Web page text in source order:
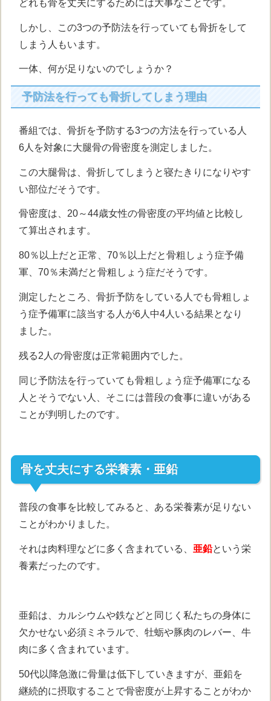
どれも骨を丈夫にするためには大事なことです。
しかし、この3つの予防法を行っていても骨折をして
しまう人もいます。
一体、何が足りないのでしょうか？
予防法を行っても骨折してしまう理由
番組では、骨折を予防する3つの方法を行っている人
6人を対象に大腿骨の骨密度を測定しました。
この大腿骨は、骨折してしまうと寝たきりになりやす
い部位だそうです。
骨密度は、20～44歳女性の骨密度の平均値と比較し
て算出されます。
80％以上だと正常、70％以上だと骨粗しょう症予備
軍、70％未満だと骨粗しょう症だそうです。
測定したところ、骨折予防をしている人でも骨粗しょ
う症予備軍に該当する人が6人中4人いる結果となり
ました。
残る2人の骨密度は正常範囲内でした。
同じ予防法を行っていても骨粗しょう症予備軍になる
人とそうでない人、そこには普段の食事に違いがある
ことが判明したのです。
骨を丈夫にする栄養素・亜鉛
普段の食事を比較してみると、ある栄養素が足りない
ことがわかりました。
それは肉料理などに多く含まれている、 亜鉛という栄
養素だったのです。
亜鉛は、カルシウムや鉄などと同じく私たちの身体に
欠かせない必須ミネラルで、牡蛎や豚肉のレバー、牛
肉に多く含まれています。
50代以降急激に骨量は低下していきますが、亜鉛を
継続的に摂取することで骨密度が上昇することがわか